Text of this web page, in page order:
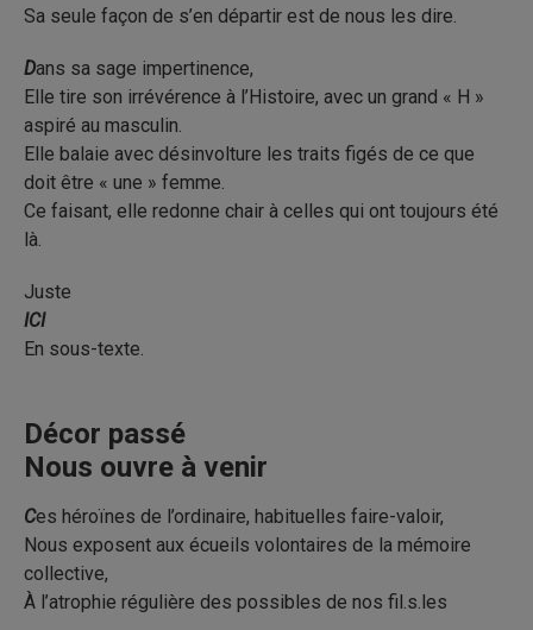
Sa seule façon de s’en départir est de nous les dire.
Dans sa sage impertinence,
Elle tire son irrévérence à l’Histoire, avec un grand « H »
aspiré au masculin.
Elle balaie avec désinvolture les traits figés de ce que
doit être « une » femme.
Ce faisant, elle redonne chair à celles qui ont toujours été
là.
Juste
ICI
En sous-texte.
Décor passé
Nous ouvre à venir
Ces héroïnes de l’ordinaire, habituelles faire-valoir,
Nous exposent aux écueils volontaires de la mémoire
collective,
À l’atrophie régulière des possibles de nos fil.s.les